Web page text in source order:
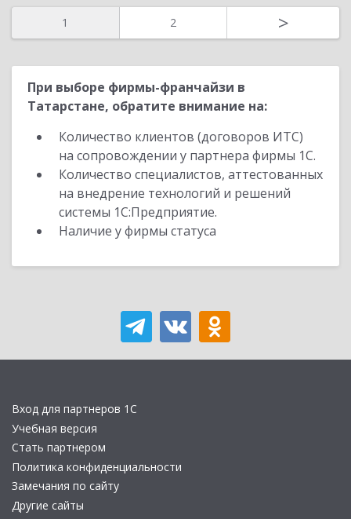
1 2 >
При выборе фирмы-франчайзи в
Татарстане, обратите внимание на:
Количество клиентов (договоров ИТС)
на сопровождении у партнера фирмы 1С.
Количество специалистов, аттестованных
на внедрение технологий и решений
системы 1С:Предприятие.
Наличие у фирмы статуса
Вход для партнеров 1С
Учебная версия
Стать партнером
Политика конфиденциальности
Замечания по сайту
Другие сайты